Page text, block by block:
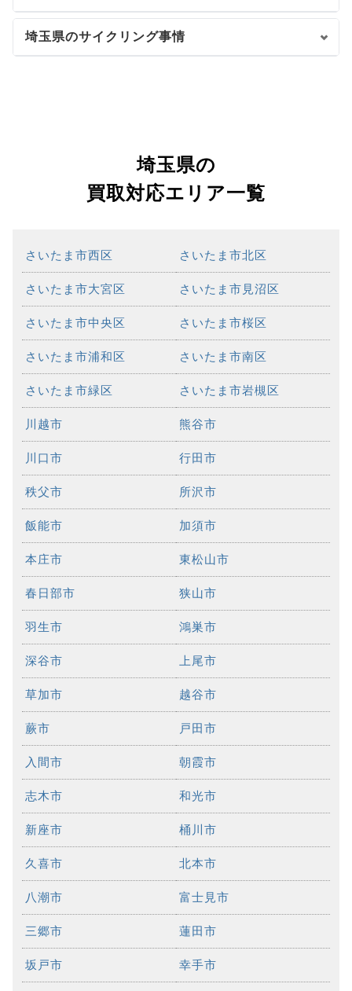
埼玉県のサイクリング事情
埼玉県の
買取対応エリア一覧
さいたま市西区 さいたま市北区
さいたま市大宮区 さいたま市見沼区
さいたま市中央区 さいたま市桜区
さいたま市浦和区 さいたま市南区
さいたま市緑区 さいたま市岩槻区
川越市 熊谷市
川口市 行田市
秩父市 所沢市
飯能市 加須市
本庄市 東松山市
春日部市 狭山市
羽生市 鴻巣市
深谷市 上尾市
草加市 越谷市
蕨市 戸田市
入間市 朝霞市
志木市 和光市
新座市 桶川市
久喜市 北本市
八潮市 富士見市
三郷市 蓮田市
坂戸市 幸手市